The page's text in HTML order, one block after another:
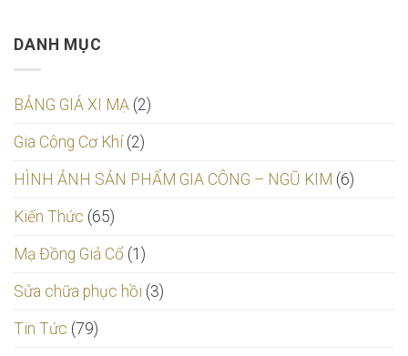
DANH MỤC
BẢNG GIÁ XI MẠ (2)
Gia Công Cơ Khí (2)
HÌNH ẢNH SẢN PHẨM GIA CÔNG – NGŨ KIM (6)
Kiến Thức (65)
Mạ Đồng Giả Cổ (1)
Sửa chữa phục hồi (3)
Tin Tức (79)